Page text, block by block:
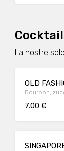
La nostre
OLD
Bourbon,
7.00 €